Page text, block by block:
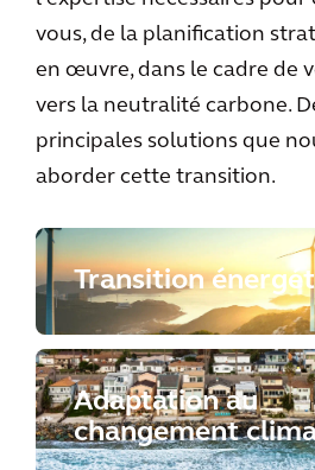
vous, de la planification
en œuvre, dans le cadre de
vers la neutralité carbone.
principales solutions que
aborder cette transition.
Transition
Adaptation au
changement